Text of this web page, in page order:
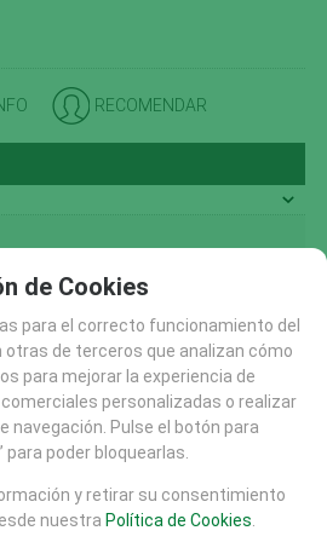
RECOMENDAR
(48)
de Cookies
para el correcto funcionamiento del
otras de terceros que analizan cómo
para mejorar la experiencia de
personalizadas o realizar
navegación. Pulse el botón para
para poder bloquearlas.
y retirar su consentimiento
nuestra Política de Cookies